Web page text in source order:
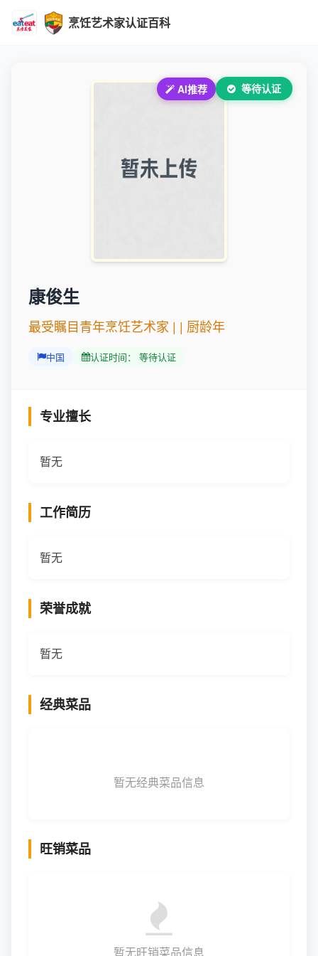
烹饪艺术家认证百科
AI推荐 等待认证
康俊生
最受瞩目青年烹饪艺术家 | | 厨龄年
中国 认证时间： 等待认证
专业擅长
暂无
工作简历
暂无
荣誉成就
暂无
经典菜品
暂无经典菜品信息
旺销菜品
暂无旺销菜品信息